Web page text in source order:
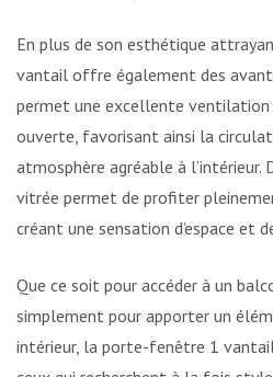
En plus de son esthétique
vantail offre également des
permet une excellente ventilation
ouverte, favorisant ainsi la
atmosphère agréable à l’intérieur.
vitrée permet de profiter
créant une sensation d’espace et
Que ce soit pour accéder à un
simplement pour apporter un
intérieur, la porte-fenêtre 1 vantail